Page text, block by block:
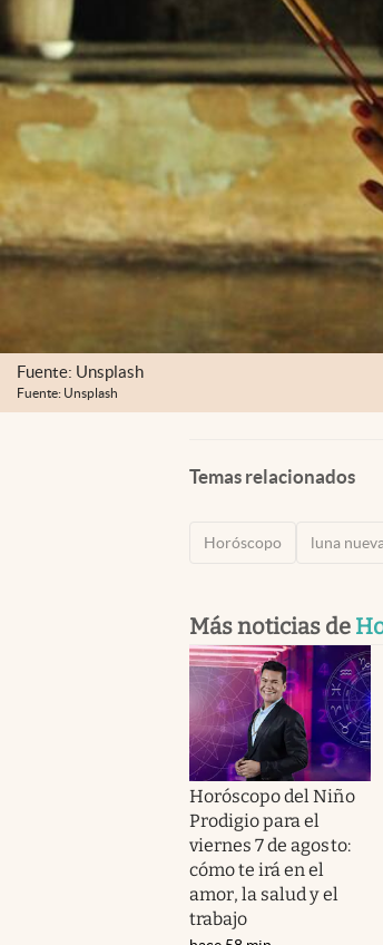
Fuente: Unsplash
Fuente: Unsplash
Temas relacionados
Horóscopo luna
Más noticias de
Horóscopo del Niño
Prodigio para el
viernes 7 de agosto:
cómo te irá en el
amor, la salud y el
trabajo